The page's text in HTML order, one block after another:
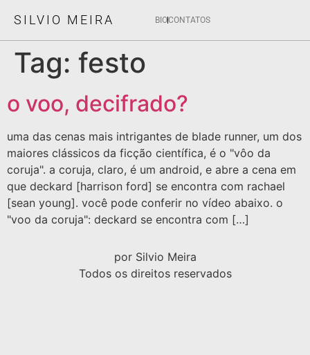
SILVIO MEIRA BIOCONTATOS
Tag: festo
o voo, decifrado?
uma das cenas mais intrigantes de blade runner, um dos
maiores clássicos da ficção científica, é o "vôo da
coruja". a coruja, claro, é um android, e abre a cena em
que deckard [harrison ford] se encontra com rachael
[sean young]. você pode conferir no vídeo abaixo. o
"voo da coruja": deckard se encontra com […]
por Silvio Meira
Todos os direitos reservados